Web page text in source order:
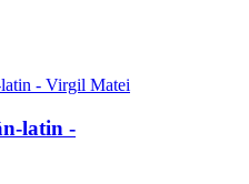
latin -